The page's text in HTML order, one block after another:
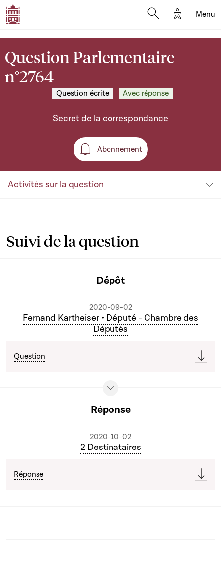
Options
Menu
Question Parlementaire
n°2764
Question écrite Avec réponse
Secret de la correspondance
Abonnement
Abonnement
Activités sur la question
Suivi de la question
Dépôt
2020-09-02
Fernand Kartheiser • Député - Chambre des
Députés
Question
Réponse
2020-10-02
2 Destinataires
Réponse